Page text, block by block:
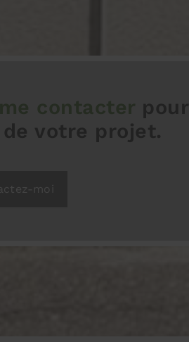
me contacter pour
votre projet.
moi